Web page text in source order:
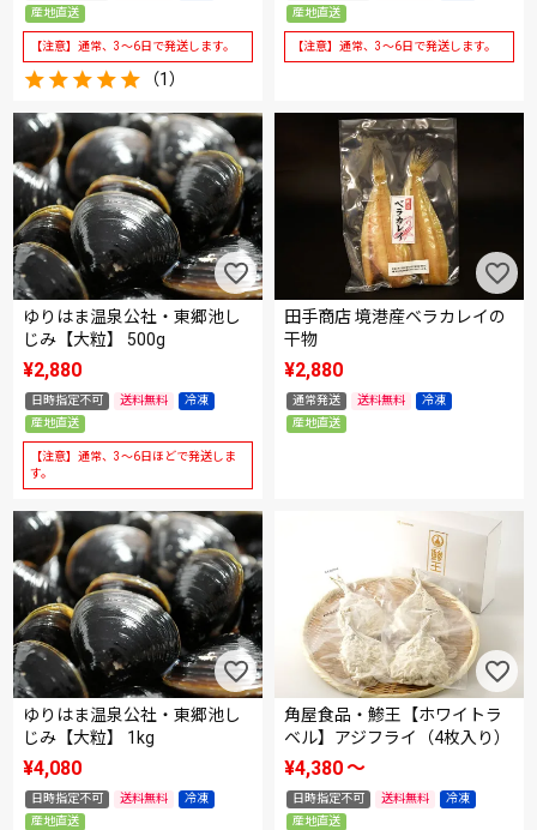
産地直送
【注意】通常、3～6日で発送します。
（1）
産地直送
【注意】通常、3～6日で発送します。
ゆりはま温泉公社・東郷池し
じみ【大粒】 500g
¥2,880
日時指定不可 送料無料
冷凍
産地直送
【注意】通常、3～6日ほどで発送しま
す。
田手商店 境港産ベラカレイの
干物
¥2,880
通常発送 送料無料
冷凍
産地直送
ゆりはま温泉公社・東郷池し
じみ【大粒】 1kg
¥4,080
日時指定不可 送料無料
冷凍
産地直送
角屋食品・鯵王【ホワイトラ
ベル】アジフライ（4枚入り）
¥4,380〜
日時指定不可 送料無料
冷凍
産地直送